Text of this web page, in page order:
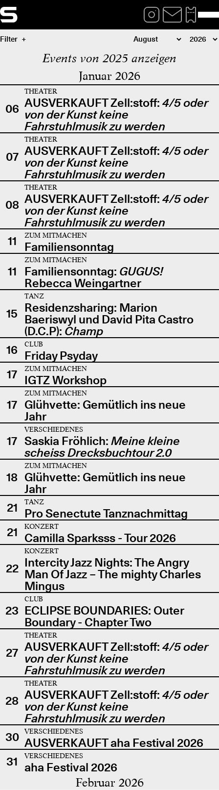
Filter
Events von 2025 anzeigen
Januar 2026
06
THEATER
AUSVERKAUFT Zell:stoff: 4/5 oder
von der Kunst keine
Fahrstuhlmusik zu werden
07
THEATER
AUSVERKAUFT Zell:stoff: 4/5 oder
von der Kunst keine
Fahrstuhlmusik zu werden
08
THEATER
AUSVERKAUFT Zell:stoff: 4/5 oder
von der Kunst keine
Fahrstuhlmusik zu werden
11
ZUM MITMACHEN
Familiensonntag
11
ZUM MITMACHEN
Familiensonntag: GUGUS!
Rebecca Weingartner
15
TANZ
Residenzsharing: Marion
Baeriswyl und David Pita Castro
(D.C.P): Champ
16
CLUB
Friday Psyday
17
ZUM MITMACHEN
IGTZ Workshop
17
ZUM MITMACHEN
Glühvette: Gemütlich ins neue
Jahr
17
VERSCHIEDENES
Saskia Fröhlich: Meine kleine
scheiss Drecksbuchtour 2.0
18
ZUM MITMACHEN
Glühvette: Gemütlich ins neue
Jahr
21
TANZ
Pro Senectute Tanznachmittag
21
KONZERT
Camilla Sparksss - Tour 2026
22
KONZERT
Intercity Jazz Nights: The Angry
Man Of Jazz – The mighty Charles
Mingus
23
CLUB
ECLIPSE BOUNDARIES: Outer
Boundary - Chapter Two
27
THEATER
AUSVERKAUFT Zell:stoff: 4/5 oder
von der Kunst keine
Fahrstuhlmusik zu werden
28
THEATER
AUSVERKAUFT Zell:stoff: 4/5 oder
von der Kunst keine
Fahrstuhlmusik zu werden
30
VERSCHIEDENES
AUSVERKAUFT aha Festival 2026
31
VERSCHIEDENES
aha Festival 2026
Februar 2026